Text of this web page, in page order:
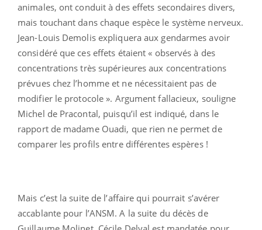
animales, ont conduit à des effets secondaires divers,
mais touchant dans chaque espèce le système nerveux.
Jean-Louis Demolis expliquera aux gendarmes avoir
considéré que ces effets étaient « observés à des
concentrations très supérieures aux concentrations
prévues chez l’homme et ne nécessitaient pas de
modifier le protocole ». Argument fallacieux, souligne
Michel de Pracontal, puisqu’il est indiqué, dans le
rapport de madame Ouadi, que rien ne permet de
comparer les profils entre différentes espères !
Mais c’est la suite de l’affaire qui pourrait s’avérer
accablante pour l’ANSM. A la suite du décès de